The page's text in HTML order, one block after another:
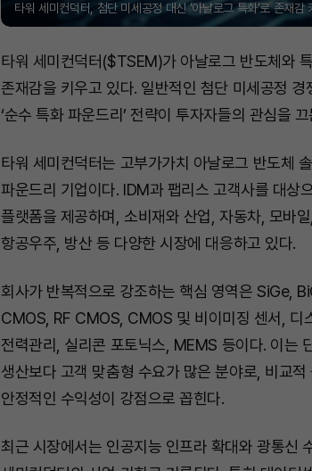
타워 세미컨덕터, 첨단 미세공정 대신 ‘아날로그 특화’로 존재
타워 세미컨덕터($TSEM)가 아날로그 반도체와
존재감을 키우고 있다. 일반적인 첨단 미세공정
‘순수 특화 파운드리’ 전략이 투자자들의 관심을
타워 세미컨덕터는 고부가가치 아날로그 반도체
파운드리 기업이다. IDM과 팹리스 고객사를 대상
플랫폼을 제공하며, 소비재와 산업, 자동차, 모바
항공우주, 방산 등 다양한 시장에 대응하고 있다.
회사가 반복적으로 강조하는 핵심 영역은 SiGe,
CMOS, RF CMOS, CMOS 및 비이미징 센서, 디
전력관리, 실리콘 포토닉스, MEMS 등이다. 이는
생산보다 고객 맞춤형 수요가 많은 분야로, 비교
안정적인 수익성이 강점으로 꼽힌다.
최근 시장에서는 인공지능 인프라 확대와 광통신